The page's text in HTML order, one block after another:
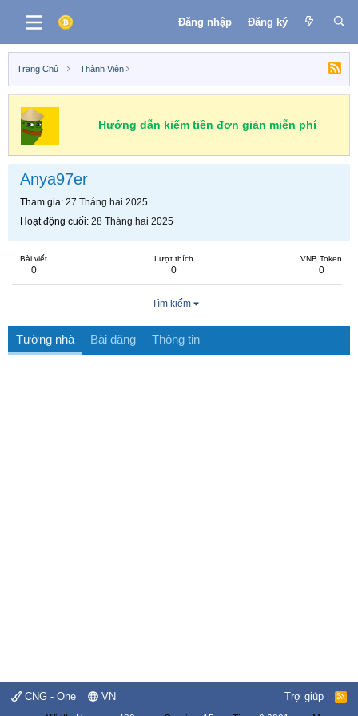
Đăng nhập Đăng ký
Trang Chủ Thành Viên
Hướng dẫn kiếm tiền đơn giản miễn phí
Anya97er
Tham gia 27 Tháng hai 2025
Hoạt động cuối 28 Tháng hai 2025
Bài viết
0
Lượt thích
0
VNB Token
0
Tìm kiếm
Tường nhà Bài đăng Thông tin
CNG - One VN Trợ giúp
R